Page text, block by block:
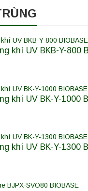
khí UV BKB-Y-
khí UV BK-Y-1000
khí UV BK-Y-